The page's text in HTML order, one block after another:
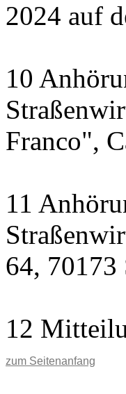
2024 auf
10
Franco",
11
64,
12
zum Seitenanfang